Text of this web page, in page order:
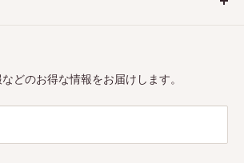
どのお得な情報をお届けします。
表示
撮影機材ブランドの正規代理店です。
わず、さまざまな撮影製品を取り揃え